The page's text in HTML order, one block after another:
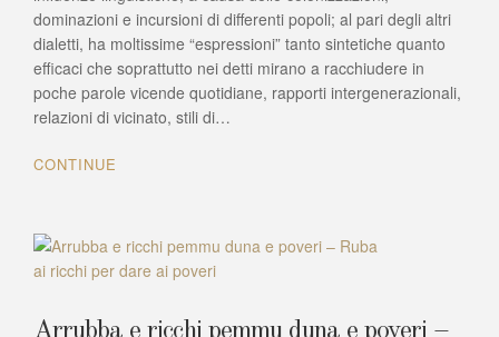
è
ammantata
nivi
mejjiu
mbivi
dominazioni e incursioni di differenti popoli; al pari degli altri
dialetti, ha moltissime “espressioni” tanto sintetiche quanto
efficaci che soprattutto nei detti mirano a racchiudere in
poche parole vicende quotidiane, rapporti intergenerazionali,
relazioni di vicinato, stili di…
CONTINUE
Arrubba e ricchi pemmu duna e poveri –